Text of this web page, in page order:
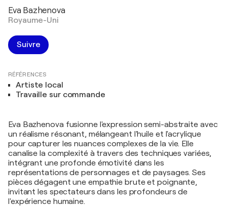
Eva Bazhenova
Royaume-Uni
Suivre
RÉFÉRENCES
Artiste local
Travaille sur commande
Eva Bazhenova fusionne l'expression semi-abstraite avec
un réalisme résonant, mélangeant l'huile et l'acrylique
pour capturer les nuances complexes de la vie. Elle
canalise la complexité à travers des techniques variées,
intégrant une profonde émotivité dans les
représentations de personnages et de paysages. Ses
pièces dégagent une empathie brute et poignante,
invitant les spectateurs dans les profondeurs de
l'expérience humaine.